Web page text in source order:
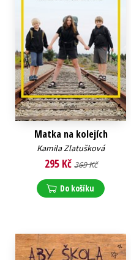
Matka na kolejích
Kamila Zlatušková
295 Kč 369 Kč
Do košíku